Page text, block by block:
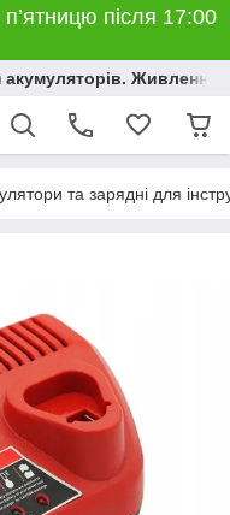
після 17:00
Живлення,
та зарядні для